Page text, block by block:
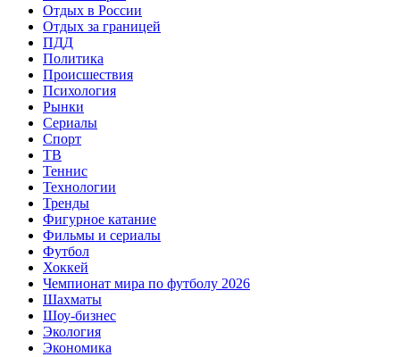
Отдых в России
Отдых за границей
ПДД
Политика
Происшествия
Психология
Рынки
Сериалы
Спорт
ТВ
Теннис
Технологии
Тренды
Фигурное катание
Фильмы и сериалы
Футбол
Хоккей
Чемпионат мира по футболу 2026
Шахматы
Шоу-бизнес
Экология
Экономика